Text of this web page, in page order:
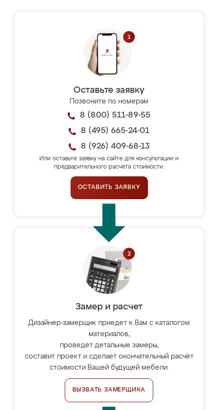
Оставьте заявку
Позвоните по номерам
8 (800) 511-89-55
8 (495) 665-24-01
8 (926) 409-68-13
Или оставьте заявку на сайте для консультации и
предварительного расчёта стоимости.
ОСТАВИТЬ ЗАЯВКУ
Замер и расчет
Дизайнер-замерщик приедет к Вам с каталогом
материалов,
проведёт детальные замеры,
составит проект и сделает окончательный расчёт
стоимости Вашей будущей мебели.
ВЫЗВАТЬ ЗАМЕРЩИКА